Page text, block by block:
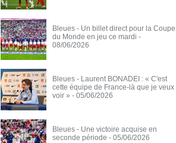
Bleues - Un billet direct pour la Coupe
du Monde en jeu ce mardi -
08/06/2026
Bleues - Laurent BONADEI : « C'est
cette équipe de France-là que je veux
voir » - 05/06/2026
Bleues - Une victoire acquise en
seconde période - 05/06/2026